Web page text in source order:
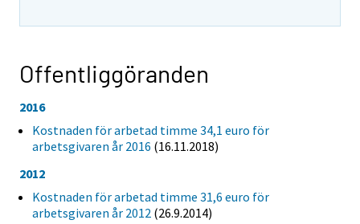
Offentliggöranden
2016
Kostnaden för arbetad timme 34,1 euro för
arbetsgivaren år 2016 (16.11.2018)
2012
Kostnaden för arbetad timme 31,6 euro för
arbetsgivaren år 2012 (26.9.2014)